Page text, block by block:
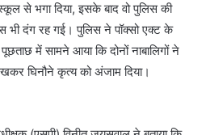
से भगा दिया, इसके बाद वो पुलिस की
दंग रह गई। पुलिस ने पॉक्सो एक्ट के
में सामने आया कि दोनों नाबालिगों ने
घिनौने कृत्य को अंजाम दिया।